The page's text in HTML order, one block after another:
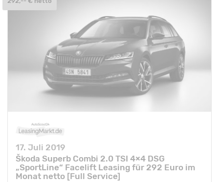
17. Juli 2019
Škoda Superb Combi 2.0 TSI 4×4 DSG
„SportLine“ Facelift Leasing für 292 Euro im
Monat netto [Full Service]